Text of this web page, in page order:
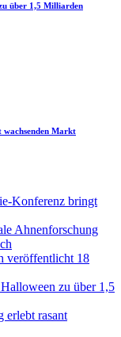
über 1,5 Milliarden
wachsenden Markt
Konferenz bringt
Ahnenforschung
veröffentlicht 18
zu über 1,5
erlebt rasant